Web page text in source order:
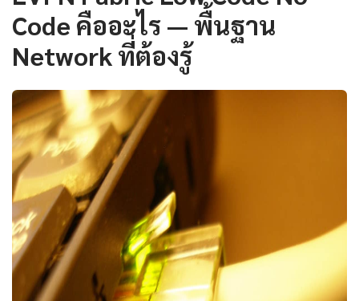
Code คืออะไร — พื้นฐาน
Network ที่ต้องรู้